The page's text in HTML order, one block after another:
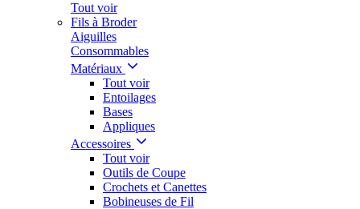
Tout voir
Fils à Broder
Aiguilles
Consommables
Matériaux
Tout voir
Entoilages
Bases
Appliques
Accessoires
Tout voir
Outils de Coupe
Crochets et Canettes
Bobineuses de Fil